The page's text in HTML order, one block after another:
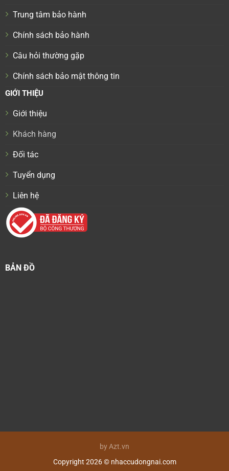
Trung tâm bảo hành
Chính sách bảo hành
Câu hỏi thường gặp
Chính sách bảo mật thông tin
GIỚI THIỆU
Giới thiệu
Khách hàng
Đối tác
Tuyển dụng
Liên hệ
BẢN ĐỒ
by Azt.vn
Copyright 2026 © nhaccudongnai.com